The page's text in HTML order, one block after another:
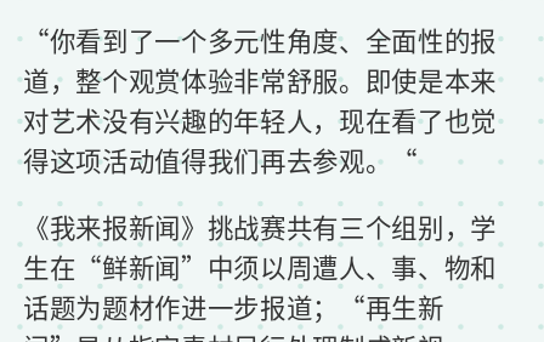
“你看到了一个多元性角度、全面性的报
道，整个观赏体验非常舒服。即使是本来
对艺术没有兴趣的年轻人，现在看了也觉
得这项活动值得我们再去参观。“
《我来报新闻》挑战赛共有三个组别，学
生在“鲜新闻”中须以周遭人、事、物和
话题为题材作进一步报道；“再生新